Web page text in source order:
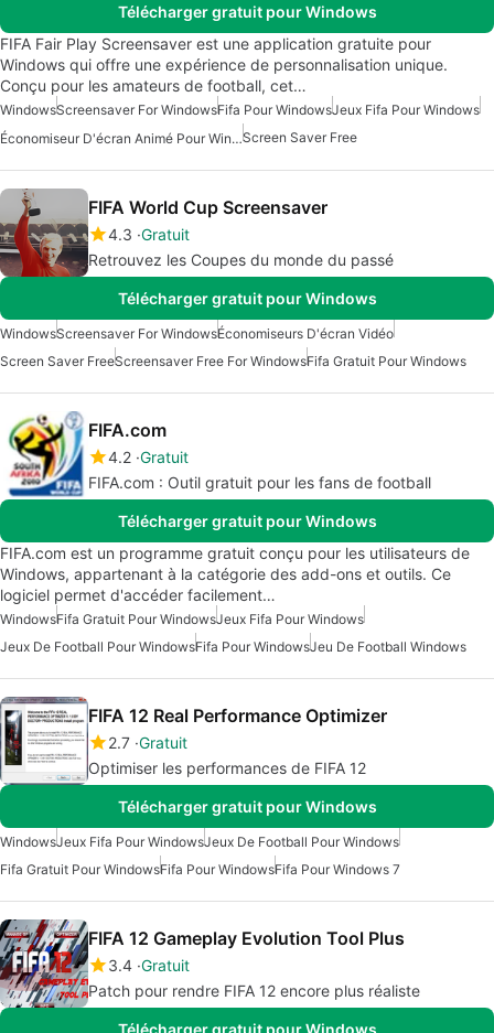
Télécharger gratuit pour Windows
FIFA Fair Play Screensaver est une application gratuite pour
Windows qui offre une expérience de personnalisation unique.
Conçu pour les amateurs de football, cet…
WindowsScreensaver For WindowsFifa Pour WindowsJeux Fifa Pour Windows
Économiseur D'écran Animé Pour WindowsScreen Saver Free
FIFA World Cup Screensaver
4.3 Gratuit
Retrouvez les Coupes du monde du passé
Télécharger gratuit pour Windows
WindowsScreensaver For WindowsÉconomiseurs D'écran Vidéo
Screen Saver FreeScreensaver Free For WindowsFifa Gratuit Pour Windows
FIFA.com
4.2 Gratuit
FIFA.com : Outil gratuit pour les fans de football
Télécharger gratuit pour Windows
FIFA.com est un programme gratuit conçu pour les utilisateurs de
Windows, appartenant à la catégorie des add-ons et outils. Ce
logiciel permet d'accéder facilement…
WindowsFifa Gratuit Pour WindowsJeux Fifa Pour Windows
Jeux De Football Pour WindowsFifa Pour WindowsJeu De Football Windows
FIFA 12 Real Performance Optimizer
2.7 Gratuit
Optimiser les performances de FIFA 12
Télécharger gratuit pour Windows
WindowsJeux Fifa Pour WindowsJeux De Football Pour Windows
Fifa Gratuit Pour WindowsFifa Pour WindowsFifa Pour Windows 7
FIFA 12 Gameplay Evolution Tool Plus
3.4 Gratuit
Patch pour rendre FIFA 12 encore plus réaliste
Télécharger gratuit pour Windows